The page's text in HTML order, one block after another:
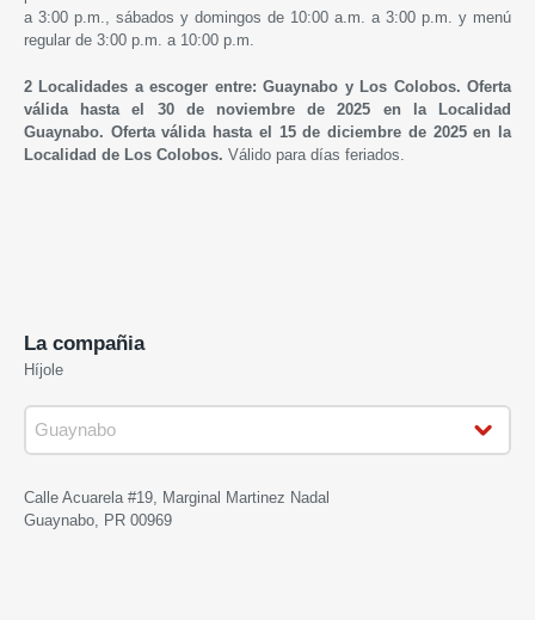
a 3:00 p.m., sábados y domingos de 10:00 a.m. a 3:00 p.m. y menú
regular de 3:00 p.m. a 10:00 p.m.
2 Localidades a escoger entre: Guaynabo y Los Colobos. Oferta
válida hasta el 30 de noviembre de 2025 en la Localidad
Guaynabo. Oferta válida hasta el 15 de diciembre de 2025 en la
Localidad de Los Colobos. Válido para días feriados.
La compañia
Híjole
Calle Acuarela #19, Marginal Martinez Nadal
Guaynabo, PR 00969